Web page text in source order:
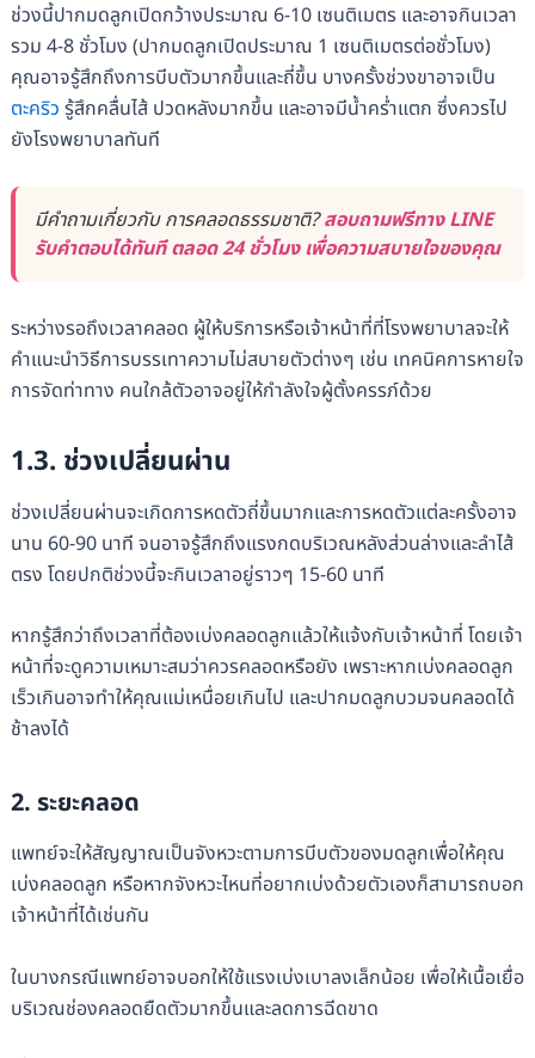
ช่วงนี้ปากมดลูกเปิดกว้างประมาณ 6-10 เซนติเมตร และอาจกินเวลา
รวม 4-8 ชั่วโมง (ปากมดลูกเปิดประมาณ 1 เซนติเมตรต่อชั่วโมง)
คุณอาจรู้สึกถึงการบีบตัวมากขึ้นและถี่ขึ้น บางครั้งช่วงขาอาจเป็น
ตะคริว รู้สึกคลื่นไส้ ปวดหลังมากขึ้น และอาจมีน้ำคร่ำแตก ซึ่งควรไป
ยังโรงพยาบาลทันที
มีคำถามเกี่ยวกับ การคลอดธรรมชาติ?สอบถามฟรีทาง LINE
รับคำตอบได้ทันที ตลอด 24 ชั่วโมง เพื่อความสบายใจของคุณ
ระหว่างรอถึงเวลาคลอด ผู้ให้บริการหรือเจ้าหน้าที่ที่โรงพยาบาลจะให้
คำแนะนำวิธีการบรรเทาความไม่สบายตัวต่างๆ เช่น เทคนิคการหายใจ
การจัดท่าทาง คนใกล้ตัวอาจอยู่ให้กำลังใจผู้ตั้งครรภ์ด้วย
1.3. ช่วงเปลี่ยนผ่าน
ช่วงเปลี่ยนผ่านจะเกิดการหดตัวถี่ขึ้นมากและการหดตัวแต่ละครั้งอาจ
นาน 60-90 นาที จนอาจรู้สึกถึงแรงกดบริเวณหลังส่วนล่างและลำไส้
ตรง โดยปกติช่วงนี้จะกินเวลาอยู่ราวๆ 15-60 นาที
หากรู้สึกว่าถึงเวลาที่ต้องเบ่งคลอดลูกแล้วให้แจ้งกับเจ้าหน้าที่ โดยเจ้า
หน้าที่จะดูความเหมาะสมว่าควรคลอดหรือยัง เพราะหากเบ่งคลอดลูก
เร็วเกินอาจทำให้คุณแม่เหนื่อยเกินไป และปากมดลูกบวมจนคลอดได้
ช้าลงได้
2. ระยะคลอด
แพทย์จะให้สัญญาณเป็นจังหวะตามการบีบตัวของมดลูกเพื่อให้คุณ
เบ่งคลอดลูก หรือหากจังหวะไหนที่อยากเบ่งด้วยตัวเองก็สามารถบอก
เจ้าหน้าที่ได้เช่นกัน
ในบางกรณีแพทย์อาจบอกให้ใช้แรงเบ่งเบาลงเล็กน้อย เพื่อให้เนื้อเยื่อ
บริเวณช่องคลอดยืดตัวมากขึ้นและลดการฉีดขาด